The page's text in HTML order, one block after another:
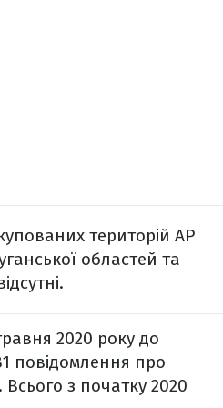
територій АР
областей та
2020 року до
повідомлення про
Всього з початку 2020